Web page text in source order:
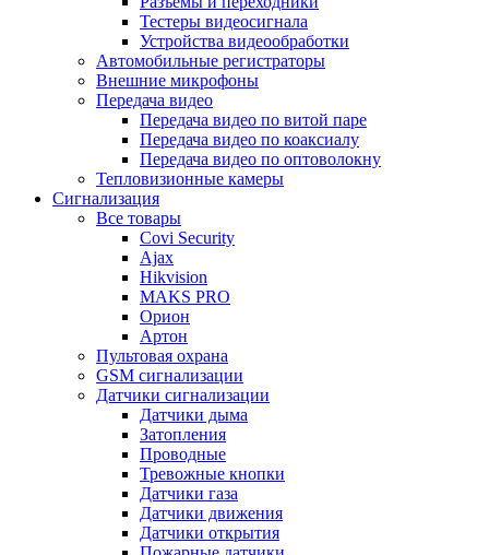
Тестеры видеосигнала
Устройства видеообработки
Автомобильные регистраторы
Внешние микрофоны
Передача видео
Передача видео по витой паре
Передача видео по коаксиалу
Передача видео по оптоволокну
Тепловизионные камеры
Сигнализация
Все товары
Covi Security
Ajax
Hikvision
MAKS PRO
Орион
Артон
Пультовая охрана
GSM сигнализации
Датчики сигнализации
Датчики дыма
Затопления
Проводные
Тревожные кнопки
Датчики газа
Датчики движения
Датчики открытия